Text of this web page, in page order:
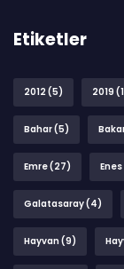
Etiketler
2012(5) 2019
Bahar(5)
Emre(27) Enes
Galatasaray(4)
Hayvan(9)